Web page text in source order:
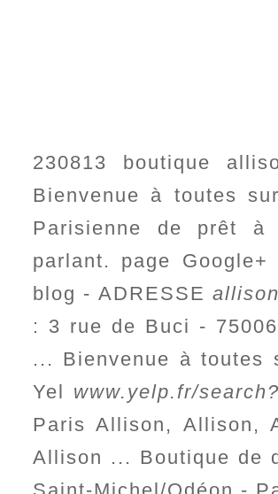
230813 boutique
Bienvenue à toutes
Parisienne de prêt à
parlant. page
blog - ADRESSE
: 3 rue de Buci -
... Bienvenue à
Yel www.yelp.fr/
Paris Allison, Allison,
Allison ... Boutique de